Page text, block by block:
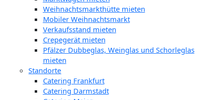
Weihnachtsmarkthütte mieten
Mobiler Weihnachtsmarkt
Verkaufsstand mieten
Crepegerät mieten
Pfälzer Dubbeglas, Weinglas und Schorleglas
mieten
Standorte
Catering Frankfurt
Catering Darmstadt